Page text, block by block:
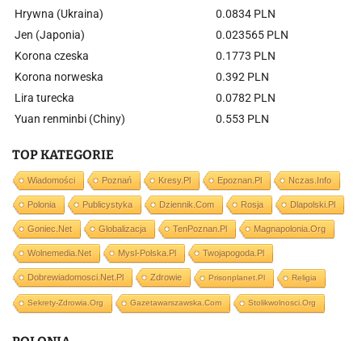
Hrywna (Ukraina)
0.0834 PLN
Jen (Japonia)
0.023565 PLN
Korona czeska
0.1773 PLN
Korona norweska
0.392 PLN
Lira turecka
0.0782 PLN
Yuan renminbi (Chiny)
0.553 PLN
TOP KATEGORIE
Wiadomości Poznań Kresy.pl Epoznan.pl Nczas.info
Polonia Publicystyka Dziennik.com Rosja Dlapolski.pl
Goniec.net Globalizacja TenPoznan.pl Magnapolonia.org
Wolnemedia.net Mysl-Polska.pl Twojapogoda.pl
Dobrewiadomosci.net.pl Zdrowie Prisonplanet.pl Religia
Sekrety-Zdrowia.org Gazetawarszawska.com Stolikwolnosci.org